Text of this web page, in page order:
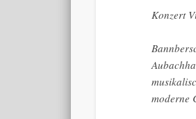
Konzert
moderne